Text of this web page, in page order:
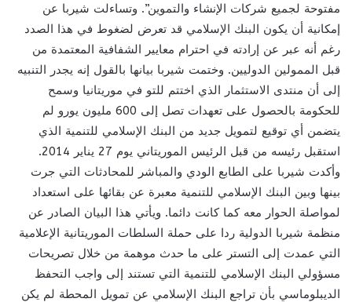
مفتوحة لجميع شركات الإنشاء والتموين”. وتساءلت شيربا عن
إمكانية أن يكون البنك الإسلامي قد تعرض لضغوط في هذا الصدد
رغم أنه عبر عن إرادته في احترام معايير الشفافية المعتمدة من
قبل الممولين الدوليين. وختمت شيربا بيانها بالقول إنه يجدر التنبيه
إلى أن منتدى الاستثمار الذي اختتم للتو في موريتانيا وسمح
للحكومة بالحصول على تعهدات تصل إلى 600 مليون يورو لم
يتضمن أي توقيع لتمويل جديد من البنك الإسلامي للتنمية الذي
استقبل رئيسه من قبل الرئيس الموريتاني يوم 27 يناير 2014.
وأكدت شيربا على الطابع الودي والمباشر للمحادثات التي جرت
بينها وبين البنك الإسلامي للتنمية معبرة عن بقائها على استعداد
لمواصلة الحوار معه كما كانت دائما. ويأتي هذا البيان الصادر عن
منظمة شيربا الدولية ردا على حملة السلطات الموريتانية الإعلامية
التي عمدت إلى التستر على ما حدث موهمة من خلال تصريحات
مسؤولي البنك الإسلامي للتنمية التي تستند إلى واجب التحفظ
الديبلوماسي بأن تراجع البنك الإسلامي عن تمويل المحطة لم يكن